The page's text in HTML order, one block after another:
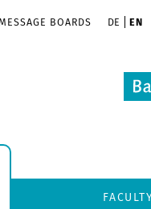
BOARDS DE EN